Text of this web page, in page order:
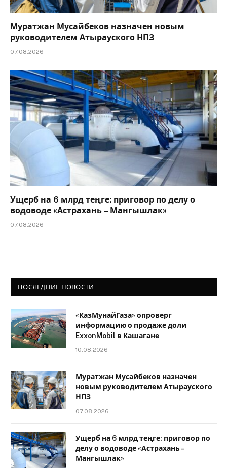
Муратжан Мусайбеков назначен новым
руководителем Атырауского НПЗ
07.08.2026
Ущерб на 6 млрд теңге: приговор по делу о
водоводе «Астрахань – Мангышлак»
07.08.2026
ПОСЛЕДНИЕ НОВОСТИ
«КазМунайГаза» опроверг
информацию о продаже доли
ExxonMobil в Кашагане
10.08.2026
Муратжан Мусайбеков назначен
новым руководителем Атырауского
НПЗ
07.08.2026
Ущерб на 6 млрд теңге: приговор по
делу о водоводе «Астрахань –
Мангышлак»